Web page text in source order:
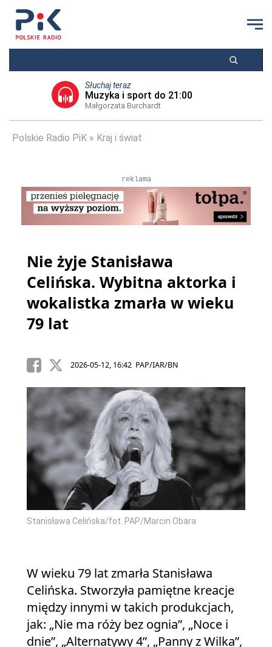
Słuchaj teraz
Muzyka i sport do 21:00
Małgorzata Burchardt
Polskie Radio PiK Kraj i świat
reklama
Nie żyje Stanisława
Celińska. Wybitna aktorka i
wokalistka zmarła w wieku
79 lat
2026-05-12, 16:42 PAP/IAR/BN
Stanisława Celińska/fot. PAP/Marcin Obara
W wieku 79 lat zmarła Stanisława
Celińska. Stworzyła pamiętne kreacje
między innymi w takich produkcjach,
jak: „Nie ma róży bez ognia”, „Noce i
dnie”, „Alternatywy 4”, „Panny z Wilka”,